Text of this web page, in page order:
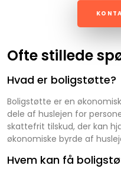
Ofte stillede
Hvad er boligstøtte?
Boligstøtte er en
dele af huslejen for
skattefrit tilskud, der kan
økonomiske byrde af
Hvem kan få